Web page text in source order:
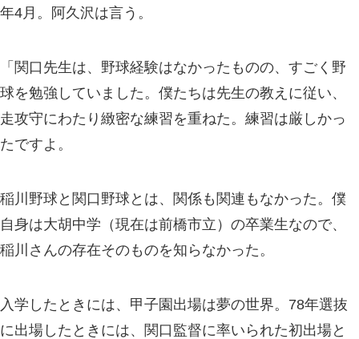
年4月。阿久沢は言う。
「関口先生は、野球経験はなかったものの、すごく野
球を勉強していました。僕たちは先生の教えに従い、
走攻守にわたり緻密な練習を重ねた。練習は厳しかっ
たですよ。
稲川野球と関口野球とは、関係も関連もなかった。僕
自身は大胡中学（現在は前橋市立）の卒業生なので、
稲川さんの存在そのものを知らなかった。
入学したときには、甲子園出場は夢の世界。78年選抜
に出場したときには、関口監督に率いられた初出場と